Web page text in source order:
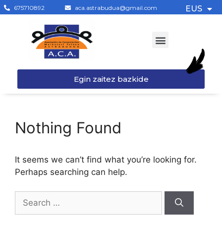
675710892 aca.astrabudua@gmail.com EUS
Egin zaitez bazkide
Nothing Found
It seems we can’t find what you’re looking for.
Perhaps searching can help.